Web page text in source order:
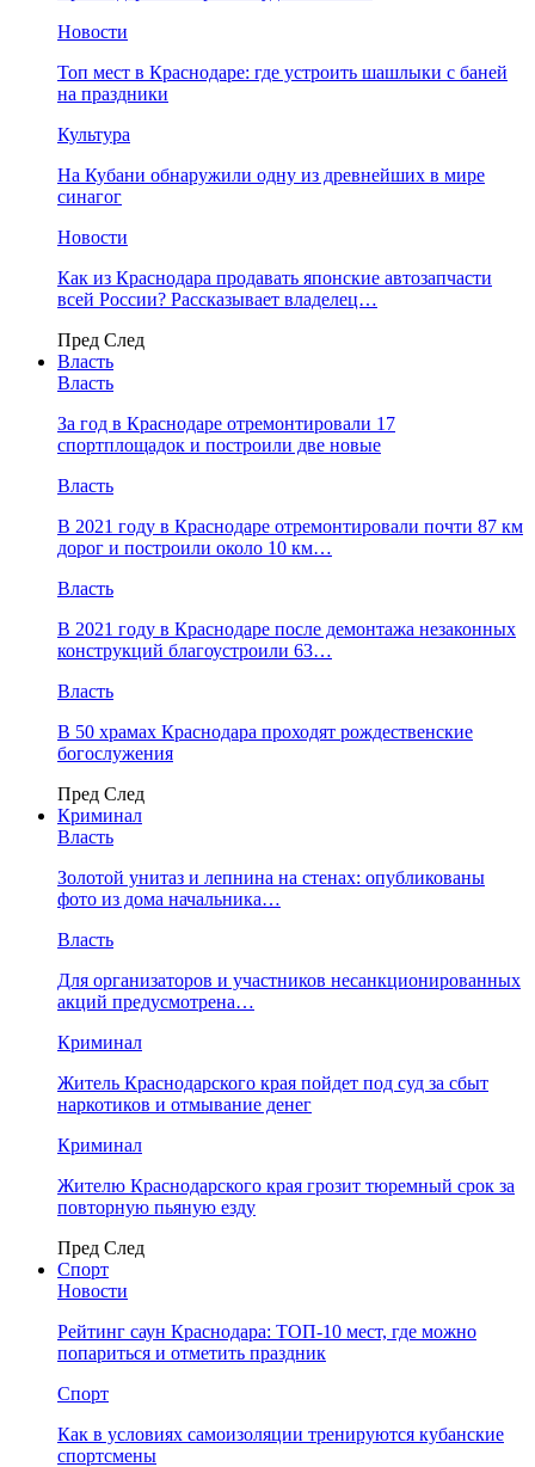
Новости
Топ мест в Краснодаре: где устроить шашлыки с баней
на праздники
Культура
На Кубани обнаружили одну из древнейших в мире
синагог
Новости
Как из Краснодара продавать японские автозапчасти
всей России? Рассказывает владелец…
Пред След
Власть
Власть
За год в Краснодаре отремонтировали 17
спортплощадок и построили две новые
Власть
В 2021 году в Краснодаре отремонтировали почти 87 км
дорог и построили около 10 км…
Власть
В 2021 году в Краснодаре после демонтажа незаконных
конструкций благоустроили 63…
Власть
В 50 храмах Краснодара проходят рождественские
богослужения
Пред След
Криминал
Власть
​Золотой унитаз и лепнина на стенах: опубликованы
фото из дома начальника…
Власть
Для организаторов и участников несанкционированных
акций предусмотрена…
Криминал
Житель Краснодарского края пойдет под суд за сбыт
наркотиков и отмывание денег
Криминал
Жителю Краснодарского края грозит тюремный срок за
повторную пьяную езду
Пред След
Спорт
Новости
Рейтинг саун Краснодара: ТОП-10 мест, где можно
попариться и отметить праздник
Спорт
Как в условиях самоизоляции тренируются кубанские
спортсмены